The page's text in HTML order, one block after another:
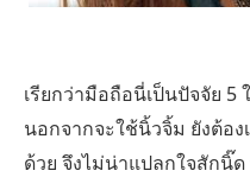
เรียกว่ามือถือนี่เป็นปัจจัย 5
นอกจากจะใช้นิ้วจิ้ม ยังต้อ
ด้วย จึงไม่น่าแปลกใจสักนิ๊